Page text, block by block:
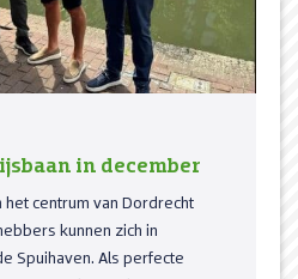
in december
centrum van Dordrecht
kunnen zich in
Spuihaven. Als perfecte